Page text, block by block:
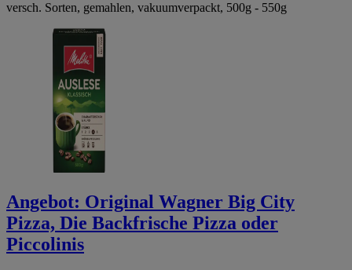
versch. Sorten, gemahlen, vakuumverpackt, 500g - 550g
Angebot: Original Wagner Big City
Pizza, Die Backfrische Pizza oder
Piccolinis